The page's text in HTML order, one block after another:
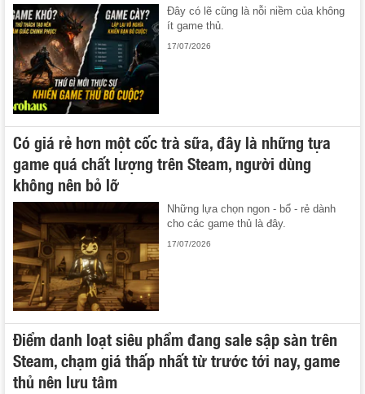
Đây có lẽ cũng là nỗi niềm của không
ít game thủ.
17/07/2026
Có giá rẻ hơn một cốc trà sữa, đây là những tựa
game quá chất lượng trên Steam, người dùng
không nên bỏ lỡ
Những lựa chọn ngon - bổ - rẻ dành
cho các game thủ là đây.
17/07/2026
Điểm danh loạt siêu phẩm đang sale sập sàn trên
Steam, chạm giá thấp nhất từ trước tới nay, game
thủ nên lưu tâm